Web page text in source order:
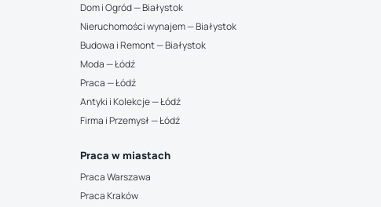
Dom i Ogród — Białystok
Nieruchomości wynajem — Białystok
Budowa i Remont — Białystok
Moda — Łódź
Praca — Łódź
Antyki i Kolekcje — Łódź
Firma i Przemysł — Łódź
Praca w miastach
Praca Warszawa
Praca Kraków